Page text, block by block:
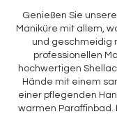
Genießen Sie
Maniküre mit allem,
und geschmeidig
professionellen
hochwertigen
Hände mit einem
einer pflegenden
warmen Paraffinbad.